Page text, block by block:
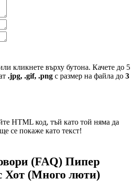
кликнете върху бутона. Качете до 5
.jpg, .gif, .png с размер на файла до 3
HTML код, тъй като той няма да
се покаже като текст!
(FAQ) Пипер
Хот (Много люти)